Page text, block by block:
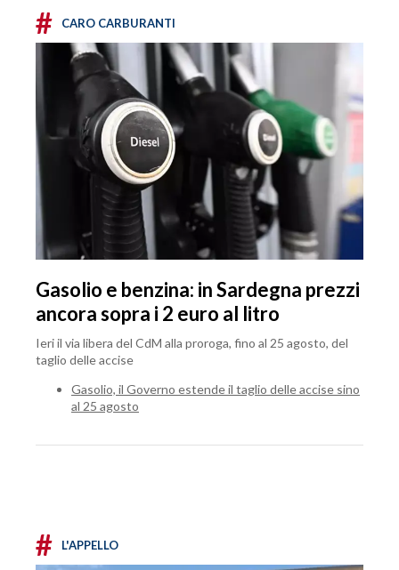
# CARO CARBURANTI
Gasolio e benzina: in Sardegna prezzi
ancora sopra i 2 euro al litro
Ieri il via libera del CdM alla proroga, fino al 25 agosto, del
taglio delle accise
Gasolio, il Governo estende il taglio delle accise sino
al 25 agosto
# L'APPELLO